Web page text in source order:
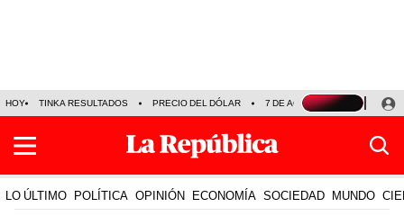
HOY TINKA RESULTADOS PRECIO DEL DÓLAR 7 DE AGOSTO OLLANTA
LO ÚLTIMO POLÍTICA OPINIÓN ECONOMÍA SOCIEDAD MUNDO